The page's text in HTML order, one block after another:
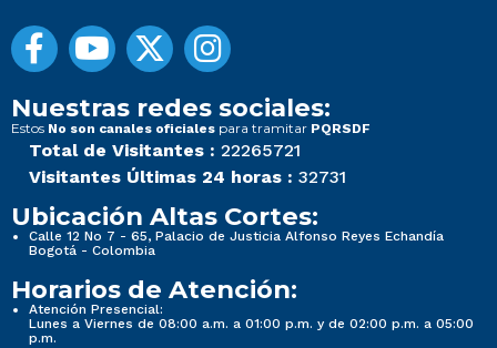
Nuestras redes sociales:
Estos No son canales oficiales para tramitar PQRSDF
Total de Visitantes : 22265721
Visitantes Últimas 24 horas : 32731
Ubicación Altas Cortes:
Calle 12 No 7 - 65, Palacio de Justicia Alfonso Reyes Echandía
Bogotá - Colombia
Horarios de Atención:
Atención Presencial:
Lunes a Viernes de 08:00 a.m. a 01:00 p.m. y de 02:00 p.m. a 05:00
p.m.